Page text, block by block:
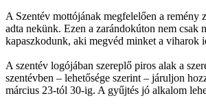
A Szentév mottójának megfelelően a remény
adta nekünk. Ezen a zarándokúton nem
kapaszkodunk, aki megvéd minket a viharok
A szentév logójában szereplő piros alak a
szentévben – lehetősége szerint – járuljon
március 23-tól 30-ig. A gyűjtés jó alkalom